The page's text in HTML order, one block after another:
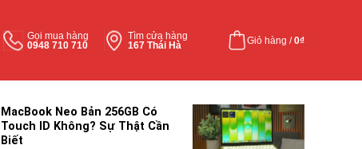
Gọi mua hàng
0948 710 710
Tìm cửa hàng
167 Thái Hà
Giỏ hàng /0₫
MacBook Neo Bản 256GB Có
Touch ID Không? Sự Thật Cần
Biết